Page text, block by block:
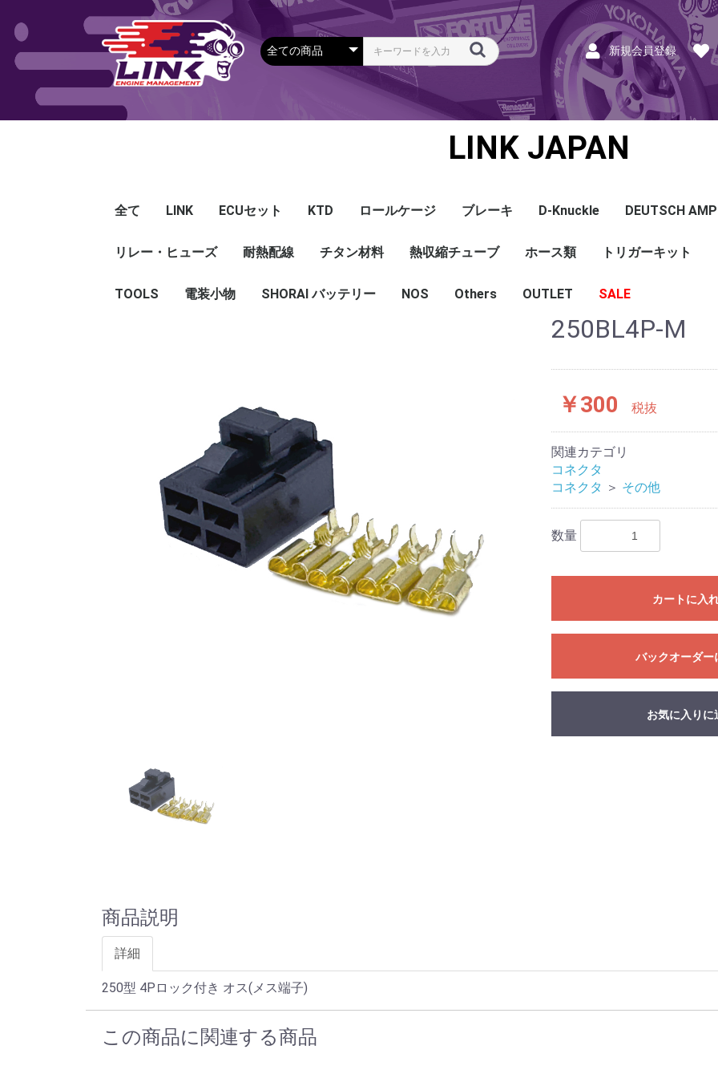
新規会員登録
LINK JAPAN
全て LINK
Plug-in ECU Honda
Mazda
Mitsubishi
Nissan
Subaru
Toyota
その他
Wire-in ECU G5
G4X
G4＋
PDM
ECUアクセサリー Looms and Cables Terminals and Plugs
G1 - G4
CAN and Tuning
G4X - G4+
Mapセンサー
温度センサー
その他センサー
Exhaust O2センサー
CAN EGT modules
DI Driver
Ignition
Injection
Peripherals
Tuning Tools
E-Throttle
Driver Display
CAN Keypad
Apparel Hat
T-shirts
Foodies
ECUセット KTD
Looms
CAN＆Tuning ケーブ
コネクタ＆Pin
Wire-in ハーネス
拡張ハーネス G4+Kurofune
MAZDA
MITSUBISHI
HONDA
TOYOTA
NISSAN
センサー クランクセンサー
温度センサー
MAPセンサー
圧力センサー
ノックセンサー
CAN ラムダ 空燃比
ブーストコントロール
Injector
ISC
その他
Ignition Coil
クラセン
サージタンク
EXマニ
燃料
電スロ
シリコンホース
エンジンハーネス
ハーネスラベル
エアクリーナー
スイッチ
アダプタ類
その他
ロールケージ ブレーキ D-Knuckle DEUTSCH AMP
AMP SSC
DTM
DT
DTP
その他
リレー・ヒューズ
リレー
リレーBOX
ヒューズケース
ブレーカー式ブレード
ブレーカー
耐熱配線
ETFE 配線
シールド線
モールド線
FEP 配線
シールド線
モールド線
チタン材料 熱収縮チューブ
ハンダ付 収縮チュー
耐熱収縮メッシュチュ
切れ込み付 メッシュ
DR
DW
DW クリア
その他
ホース類
シリコンホース
耐熱スリーブ
バキュームホース
燃料ホース
トリガーキット
TOOLS 電装小物 SHORAI バッテリー NOS Others
エンジンハーネス
OUTLET SALE
ECU
PDM
CAN and Tuning
CAN Keypad/Button
LOOMS
MAPセンサー
温度センサー
イグニッション
インジェクション
CAN Lambda
チューニングツール
圧力センサー
電動スロットル
ブーストコントロー
EGT
アクセサリー・他
250BL4P-M
￥300 税抜
関連カテゴリ
コネクタ
コネクタ ＞ その他
数量
カートに入
バックオーダー
お気に入りに
商品説明
詳細
250型 4Pロック付き オス(メス端子)
この商品に関連する商品